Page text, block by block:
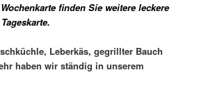
finden Sie weitere leckere
Leberkäs,gegrillter Bauch
haben wir ständig inunserem